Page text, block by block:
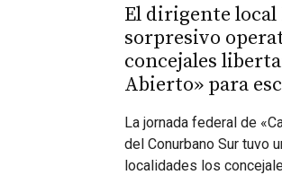
El dirigente
sorpresivo
concejales
Abierto» para
La jornada federal de
del Conurbano Sur tuvo
localidades los